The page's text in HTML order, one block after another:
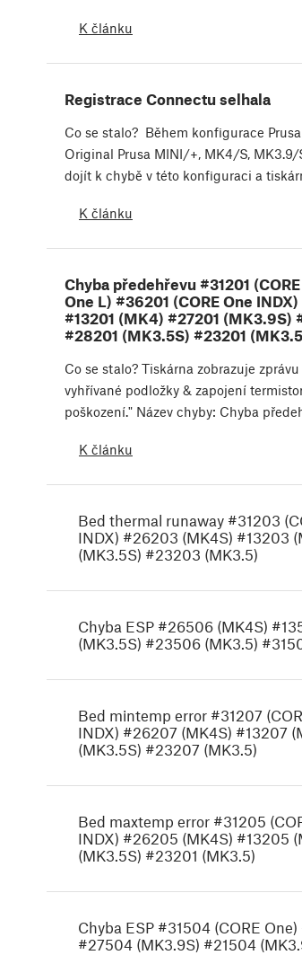
K článku
Registrace Connectu selhala
Co se stalo? Během konfigurace
Original Prusa MINI/+, MK4/S, MK3.9/
dojít k chybě v této konfiguraci a
K článku
Chyba předehřevu #31201
One L) #36201 (CORE One
#13201 (MK4) #27201 (MK3.9S)
#28201 (MK3.5S) #23201
Co se stalo? Tiskárna zobrazuje
vyhřívané podložky & zapojení
poškození." Název chyby: Chyba
K článku
Bed thermal runaway #31203
INDX) #26203 (MK4S) #13203
(MK3.5S) #23203 (MK3.5)
Chyba ESP #26506 (MK4S)
(MK3.5S) #23506 (MK3.5)
Bed mintemp error #31207
INDX) #26207 (MK4S) #13207
(MK3.5S) #23207 (MK3.5)
Bed maxtemp error #31205
INDX) #26205 (MK4S) #13205
(MK3.5S) #23201 (MK3.5)
Chyba ESP #31504 (CORE
#27504 (MK3.9S) #21504